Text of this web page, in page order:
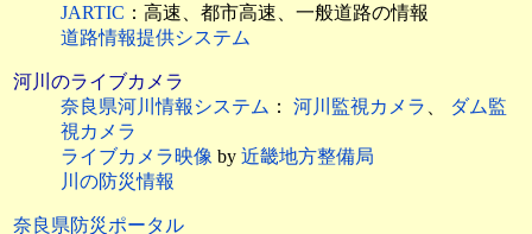
JARTIC ：高速、都市高速、一般道路の情報
道路情報提供システム
河川のライブカメラ
奈良県河川情報システム ： 河川監視カメラ 、
ダム監
視カメラ
ライブカメラ映像 by 近畿地方整備局
川の防災情報
奈良県防災ポータル